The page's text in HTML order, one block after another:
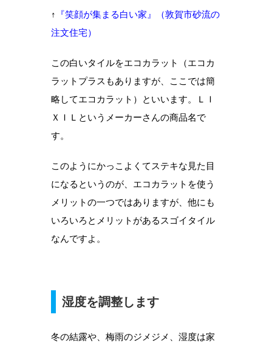
↑ 『笑顔が集まる白い家』（敦賀市砂流の
注文住宅）
この白いタイルをエコカラット（エコカ
ラットプラスもありますが、ここでは簡
略してエコカラット）といいます。ＬＩ
ＸＩＬというメーカーさんの商品名で
す。
このようにかっこよくてステキな見た目
になるというのが、エコカラットを使う
メリットの一つではありますが、他にも
いろいろとメリットがあるスゴイタイル
なんですよ。
湿度を調整します
冬の結露や、梅雨のジメジメ、湿度は家